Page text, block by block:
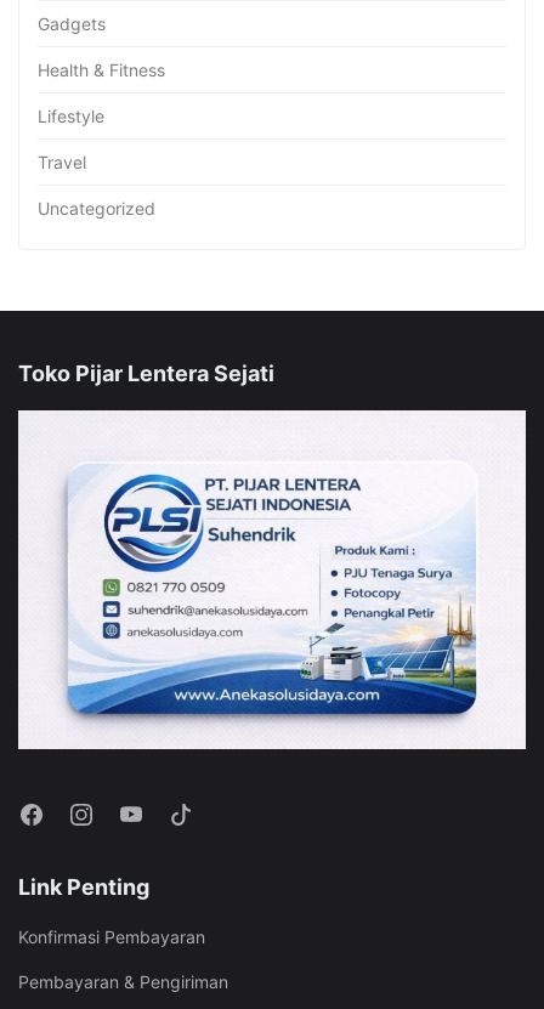
Gadgets
Health & Fitness
Lifestyle
Travel
Uncategorized
Toko Pijar Lentera Sejati
Link Penting
Konfirmasi Pembayaran
Pembayaran & Pengiriman